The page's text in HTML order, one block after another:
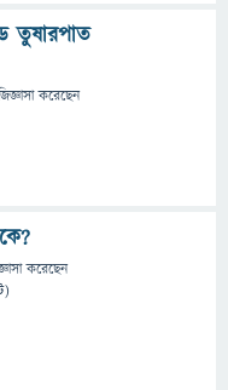
তুষারপাত
করেছেন
করেছেন